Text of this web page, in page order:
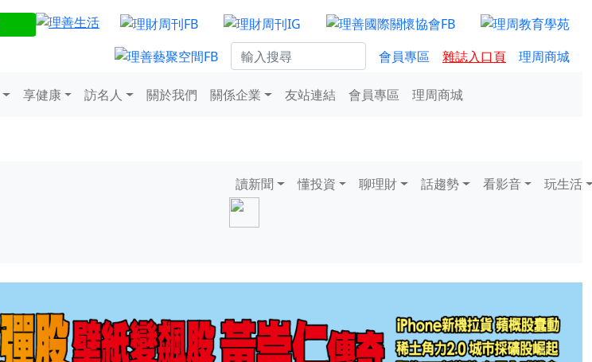
會員專區 雜誌入口頁 理周商城
享健康 訪名人 關於我們 關係企業 友站連結 會員專區 理周商城
讀新聞 懂投資 聊理財 話趨勢 看影音 玩生活